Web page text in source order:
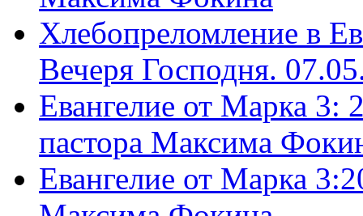
Хлебопреломление в
Вечеря Господня.
Евангелие от Марка 3:
пастора Максима
Евангелие от Марка